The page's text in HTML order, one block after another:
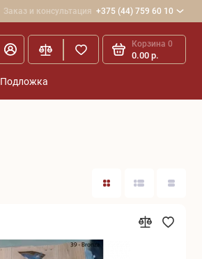
Заказ и консультация +375 (44) 759 60 10
Корзина 0
0.00 р.
Подложка